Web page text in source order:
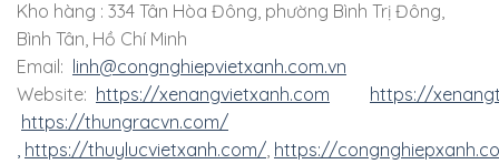
Kho hàng : 334 Tân Hòa Đông, phường Bình Trị Đông,
Bình Tân, Hồ Chí Minh
Email: linh@congnghiepvietxanh.com.vn
Website: https://xenangvietxanh.com
https://
https://thungracvn.com/
, https://thuylucvietxanh.com/, https://